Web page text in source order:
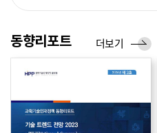
국제기구 경제협력개발기구(OECD)
동향리포트
동
향
트
더보기